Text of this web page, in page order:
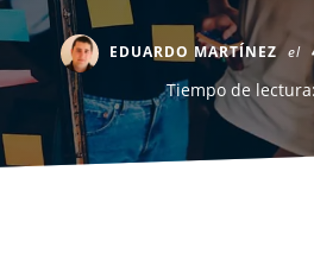
EDUARDO MARTÍNEZ el
Tiempo de